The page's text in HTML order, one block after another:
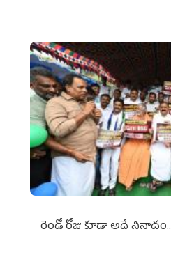
రెండో రోజు కూడా అదే నినాదం..